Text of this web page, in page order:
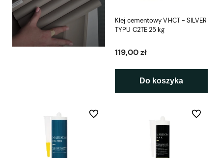
Klej cementowy VHCT - SILVER
TYPU C2TE 25 kg
119,00 zł
Do koszyka
Do ulubionych Do